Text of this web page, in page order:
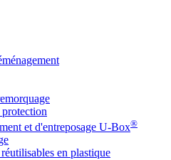
et d'entreposage U-Box®
en plastique